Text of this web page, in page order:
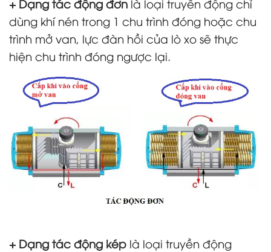
+ Dạng tác động đơn là loại truyền động chỉ
dùng khí nén trong 1 chu trình đóng hoặc chu
trình mở van, lực đàn hồi của lò xo sẽ thực
hiện chu trình đóng ngược lại.
+ Dạng tác động kép là loại truyền động